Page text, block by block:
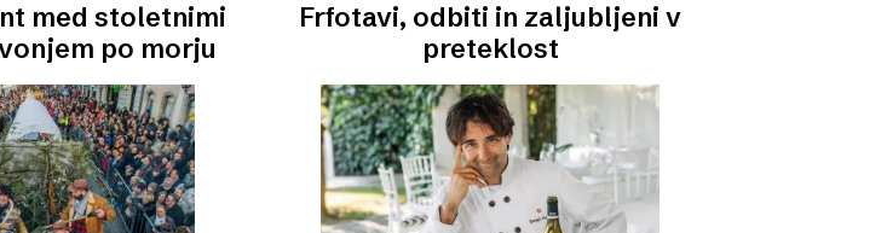
med stoletnimi
po morju
Frfotavi, odbiti in zaljubljeni v
preteklost